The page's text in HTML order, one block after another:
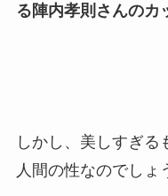
る陣内孝則さんのカ
しかし、美しすぎ
人間の性なのでしょ